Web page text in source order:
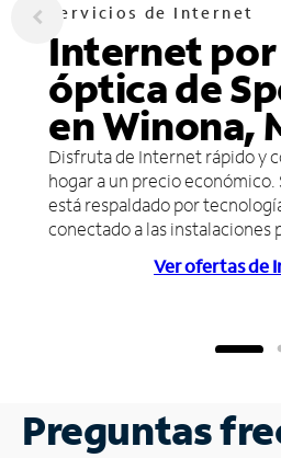
Servicios de Internet
Internet
óptica de
en Winona,
Disfruta de Internet rápido y
hogar a un precio
está respaldado por
conectado a las instalaciones
Ver ofertas de
Preguntas